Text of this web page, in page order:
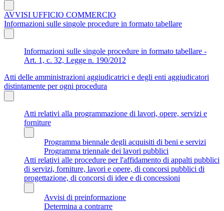
AVVISI UFFICIO COMMERCIO
Informazioni sulle singole procedure in formato tabellare
Informazioni sulle singole procedure in formato tabellare -
Art. 1, c. 32, Legge n. 190/2012
Atti delle amministrazioni aggiudicatrici e degli enti aggiudicatori
distintamente per ogni procedura
Atti relativi alla programmazione di lavori, opere, servizi e
forniture
Programma biennale degli acquisiti di beni e servizi
Programma triennale dei lavori pubblici
Atti relativi alle procedure per l'affidamento di appalti pubblici
di servizi, forniture, lavori e opere, di concorsi pubblici di
progettazione, di concorsi di idee e di concessioni
Avvisi di preinformazione
Determina a contrarre